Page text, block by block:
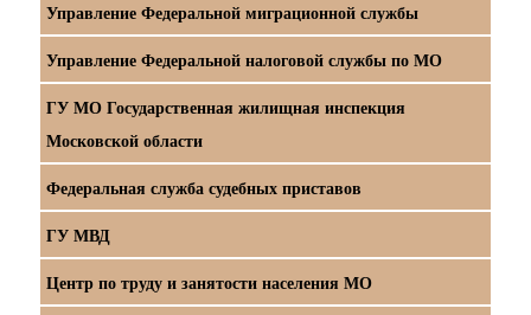
Управление Федеральной миграционной службы
Управление Федеральной налоговой службы по МО
ГУ МО Государственная жилищная инспекция
Московской области
Федеральная служба судебных приставов
ГУ МВД
Центр по труду и занятости населения МО